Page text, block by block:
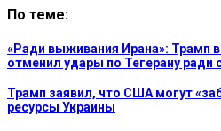
По теме:
«Ради выживания Ирана»: Трамп
отменил удары по Тегерану ради
Трамп заявил, что США могут
ресурсы Украины